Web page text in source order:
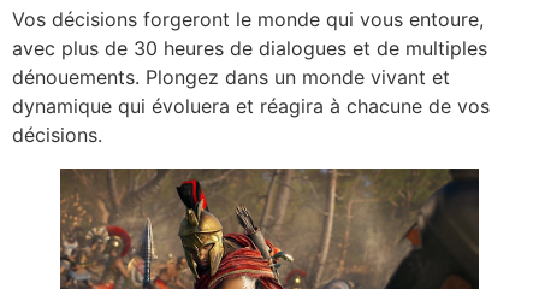
Vos décisions forgeront le monde qui vous entoure,
avec plus de 30 heures de dialogues et de multiples
dénouements. Plongez dans un monde vivant et
dynamique qui évoluera et réagira à chacune de vos
décisions.